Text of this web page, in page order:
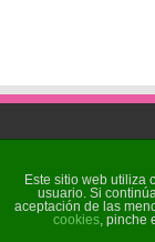
©
Este sitio web utiliza
usuario. Si
aceptación de las
cookies, pinche